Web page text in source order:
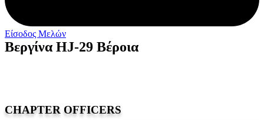
Είσοδος Μελών
Βεργίνα HJ-29 Βέροια
CHAPTER OFFICERS